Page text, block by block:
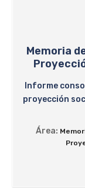
Memoria
Informe
proyección
Área: